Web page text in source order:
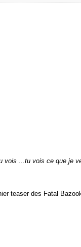
vois ...tu vois ce que je
teaser des Fatal